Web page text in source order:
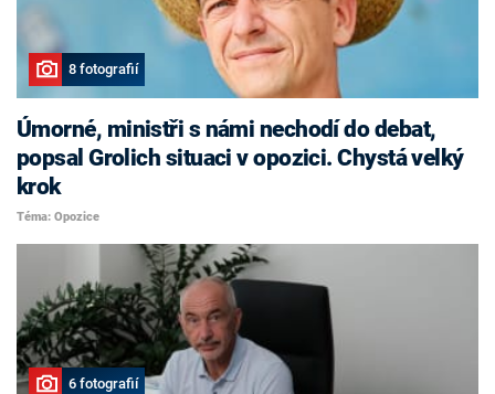
8 fotografií
Úmorné, ministři s námi nechodí do debat,
popsal Grolich situaci v opozici. Chystá velký
krok
Téma: Opozice
6 fotografií